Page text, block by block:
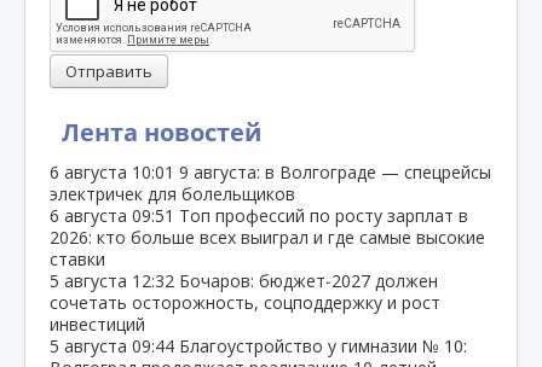
Лента новостей
6 августа 10:01 9 августа: в Волгограде — спецрейсы
электричек для болельщиков
6 августа 09:51 Топ профессий по росту зарплат в
2026: кто больше всех выиграл и где самые высокие
ставки
5 августа 12:32 Бочаров: бюджет‑2027 должен
сочетать осторожность, соцподдержку и рост
инвестиций
5 августа 09:44 Благоустройство у гимназии № 10:
Отправить